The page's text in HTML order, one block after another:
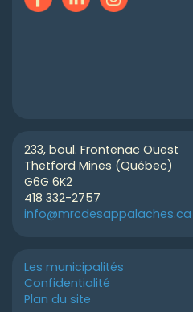
233, boul. Frontenac Ouest
Thetford Mines (Québec)
G6G 6K2
418 332-2757
info@mrcdesappalaches.ca
Les municipalités
Confidentialité
Plan du site